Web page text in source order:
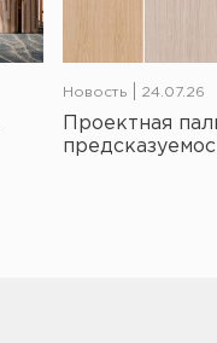
Новость 24.07.26
Проектная